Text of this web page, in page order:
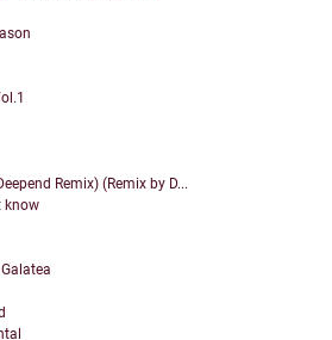
Remix) (Remix by D...
know